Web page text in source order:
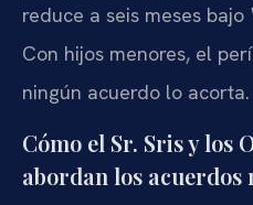
reduce a seis meses bajo
Con hijos menores, el
ningún acuerdo lo acorta.
Cómo el Sr. Sris y los
abordan los